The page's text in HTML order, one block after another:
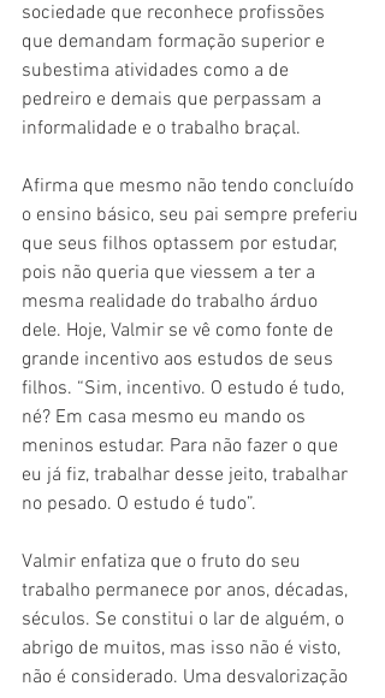
sociedade que reconhece profissões
que demandam formação superior e
subestima atividades como a de
pedreiro e demais que perpassam a
informalidade e o trabalho braçal.
Afirma que mesmo não tendo concluído
o ensino básico, seu pai sempre preferiu
que seus filhos optassem por estudar,
pois não queria que viessem a ter a
mesma realidade do trabalho árduo
dele. Hoje, Valmir se vê como fonte de
grande incentivo aos estudos de seus
filhos. “Sim, incentivo. O estudo é tudo,
né? Em casa mesmo eu mando os
meninos estudar. Para não fazer o que
eu já fiz, trabalhar desse jeito, trabalhar
no pesado. O estudo é tudo”.
Valmir enfatiza que o fruto do seu
trabalho permanece por anos, décadas,
séculos. Se constitui o lar de alguém, o
abrigo de muitos, mas isso não é visto,
não é considerado. Uma desvalorização